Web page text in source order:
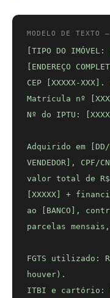
MODELO DE TEXTO
[TIPO DO
[ENDEREÇO
CEP [XXXXX-
Matrícula nº
Nº do IPTU:
Adquirido em [DD/
VENDEDOR], CPF/
valor total de R$
[XXXXX] +
ao [BANCO],
parcelas
FGTS utilizado:
houver).
ITBI e cartório: